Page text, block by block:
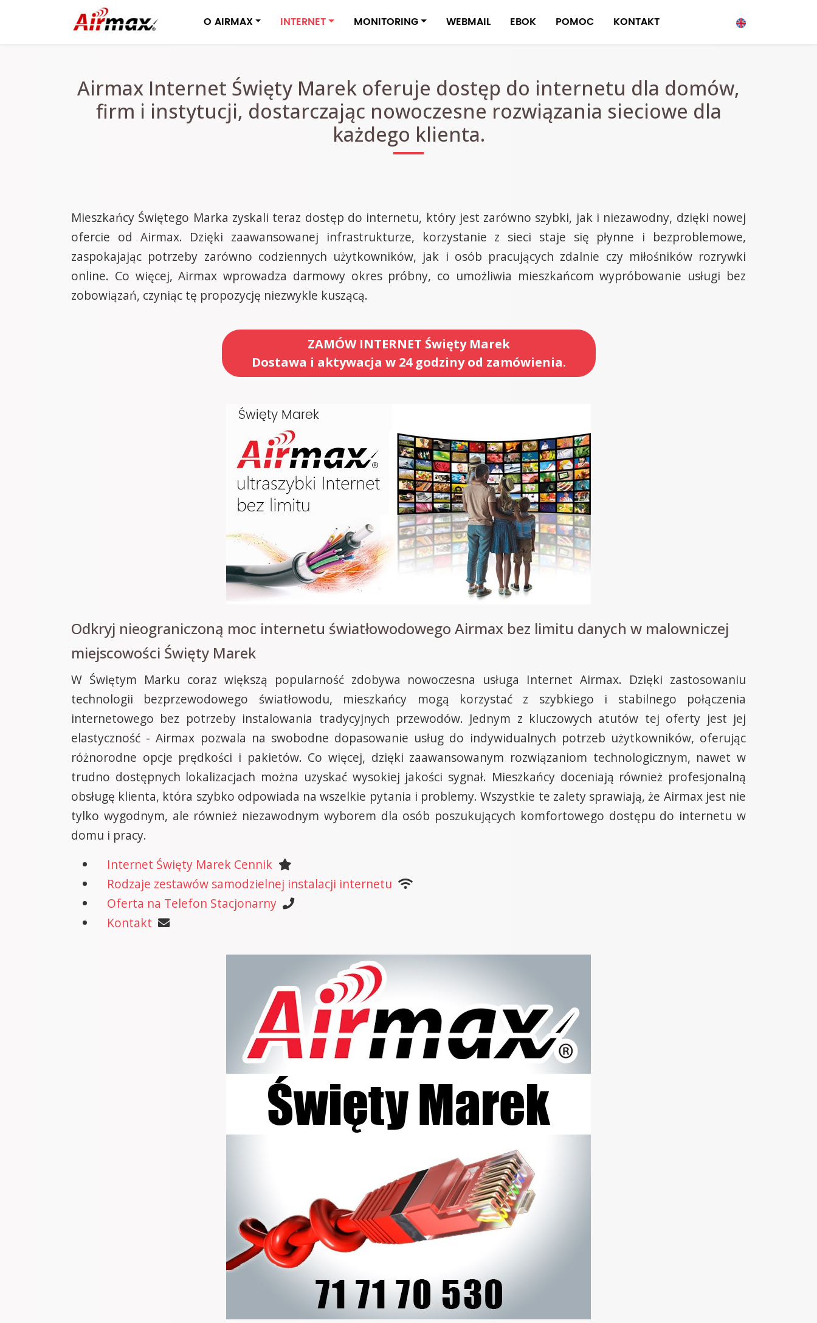
O AIRMAX INTERNET MONITORING WEBMAIL EBOK POMOC KONTAKT
Airmax Internet Święty Marek oferuje dostęp do internetu dla domów,
firm i instytucji, dostarczając nowoczesne rozwiązania sieciowe dla
każdego klienta.
Mieszkańcy Świętego Marka zyskali teraz dostęp do internetu, który jest zarówno szybki, jak i niezawodny, dzięki nowej
ofercie od Airmax. Dzięki zaawansowanej infrastrukturze, korzystanie z sieci staje się płynne i bezproblemowe,
zaspokajając potrzeby zarówno codziennych użytkowników, jak i osób pracujących zdalnie czy miłośników rozrywki
online. Co więcej, Airmax wprowadza darmowy okres próbny, co umożliwia mieszkańcom wypróbowanie usługi bez
zobowiązań, czyniąc tę propozycję niezwykle kuszącą.
ZAMÓW INTERNET Święty Marek
Dostawa i aktywacja w 24 godziny od zamówienia.
Odkryj nieograniczoną moc internetu światłowodowego Airmax bez limitu danych w malowniczej
miejscowości Święty Marek
W Świętym Marku coraz większą popularność zdobywa nowoczesna usługa Internet Airmax. Dzięki zastosowaniu
technologii bezprzewodowego światłowodu, mieszkańcy mogą korzystać z szybkiego i stabilnego połączenia
internetowego bez potrzeby instalowania tradycyjnych przewodów. Jednym z kluczowych atutów tej oferty jest jej
elastyczność - Airmax pozwala na swobodne dopasowanie usług do indywidualnych potrzeb użytkowników, oferując
różnorodne opcje prędkości i pakietów. Co więcej, dzięki zaawansowanym rozwiązaniom technologicznym, nawet w
trudno dostępnych lokalizacjach można uzyskać wysokiej jakości sygnał. Mieszkańcy doceniają również profesjonalną
obsługę klienta, która szybko odpowiada na wszelkie pytania i problemy. Wszystkie te zalety sprawiają, że Airmax jest nie
tylko wygodnym, ale również niezawodnym wyborem dla osób poszukujących komfortowego dostępu do internetu w
domu i pracy.
Internet Święty Marek Cennik
Rodzaje zestawów samodzielnej instalacji internetu
Oferta na Telefon Stacjonarny
Kontakt